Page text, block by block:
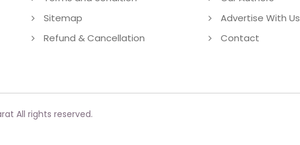
Sitemap
Refund & Cancellation
Advertise With Us
Contact
All rights reserved.